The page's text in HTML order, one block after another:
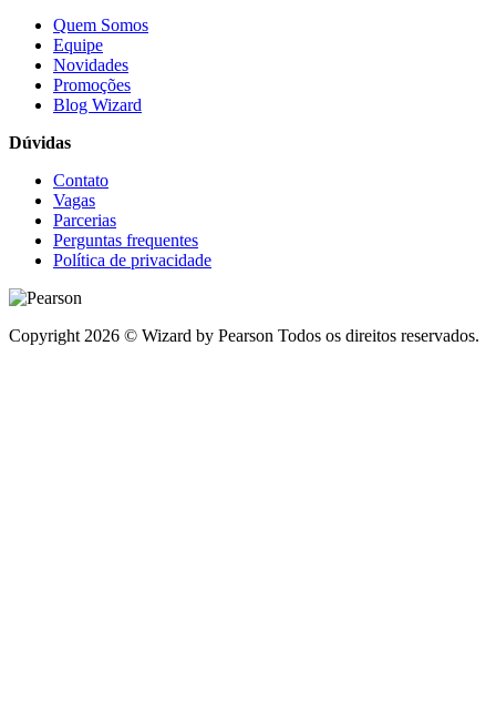
Quem Somos
Equipe
Novidades
Promoções
Blog Wizard
Dúvidas
Contato
Vagas
Parcerias
Perguntas frequentes
Política de privacidade
Copyright 2026 © Wizard by Pearson Todos os direitos reservados.